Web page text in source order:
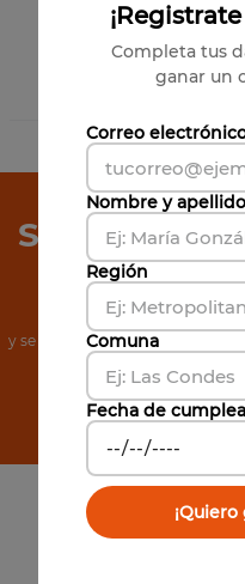
0Productos
Suscríbete
de
y se el primero en conocer
Completa tus
ganar un
Correo
Nombre y apellido
Región
Comuna
Fecha de